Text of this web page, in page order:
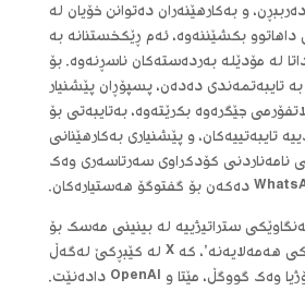
و بەکارهێنەران دەتوانن خۆیان لە
داهاتوو بکشێننەوە، ئەم ڕێکخستنانە بە
لە مۆدێلە بەردەستەکان ناسڕنەوە. بۆ
تایبەتمەندی دەدەن، پسپۆڕان پێشنیار
جێگرەوە بکرێتەوە، بەتایبەتی بۆ
تایبەتییەکان، و پێشنیاری بەکارهێنانی
نامەناردنی کۆدکراوی سەرتاسەری وەک
ستراتیژییە لە بینینی مەسک بۆ
دروستکردنی ‘ئەپێکی هەمەلایەنە’، کە X لە کێبڕکێ لەگەڵ
زەبەلاحەکانی تەکنەلۆژیا وەک گووگڵ، مێتا و OpenAI دادەنێت.